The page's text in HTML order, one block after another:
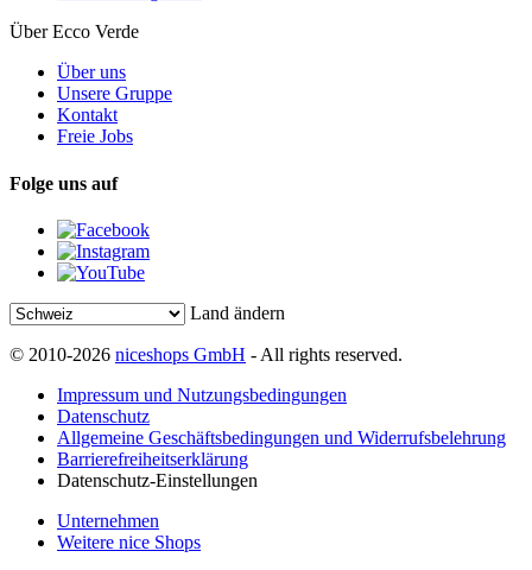
Über Ecco Verde
Über uns
Unsere Gruppe
Kontakt
Freie Jobs
Folge uns auf
Land ändern
© 2010-2026 niceshops GmbH - All rights reserved.
Impressum und Nutzungsbedingungen
Datenschutz
Allgemeine Geschäftsbedingungen und Widerrufsbelehrung
Barrierefreiheitserklärung
Datenschutz-Einstellungen
Unternehmen
Weitere nice Shops